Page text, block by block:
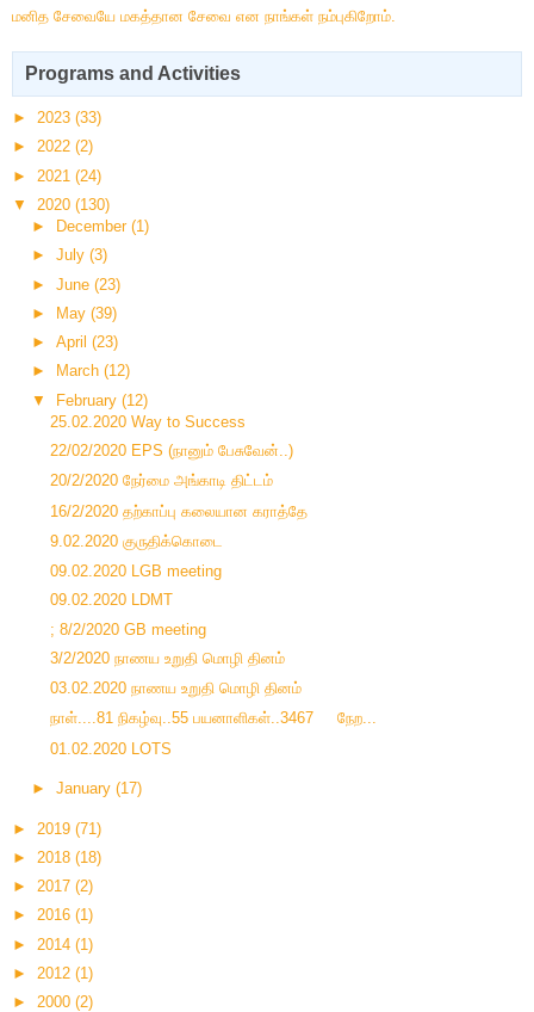
மனித சேவையே மகத்தான சேவை என நாங்கள் நம்புகிறோம்.
Programs and Activities
► 2023 (33)
► 2022 (2)
► 2021 (24)
▼ 2020 (130)
►
December (1)
► July (3)
► June (23)
►
May (39)
► April (23)
►
March (12)
▼ February (12)
25.02.2020 Way to Success
22/02/2020 EPS (நானும் பேசுவேன்..)
20/2/2020 நேர்மை அங்காடி திட்டம்
16/2/2020 தற்காப்பு கலையான கராத்தே
9.02.2020 குருதிக்கொடை
09.02.2020 LGB meeting
09.02.2020 LDMT
; 8/2/2020 GB meeting
3/2/2020 நாணய உறுதி மொழி தினம்
03.02.2020 நாணய உறுதி மொழி தினம்
நாள்....81 நிகழ்வு..55 பயனாளிகள்..3467 நேற...
01.02.2020 LOTS
► January (17)
► 2019 (71)
► 2018 (18)
► 2017 (2)
► 2016 (1)
► 2014 (1)
► 2012 (1)
► 2000 (2)